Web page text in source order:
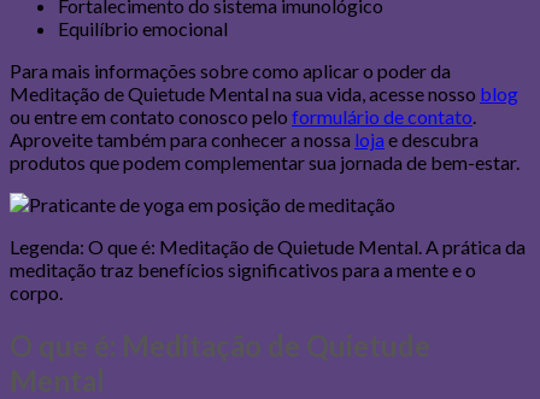
Fortalecimento do sistema imunológico
Equilíbrio emocional
Para mais informações sobre como aplicar o poder da
Meditação de Quietude Mental na sua vida, acesse nosso blog
ou entre em contato conosco pelo formulário de contato
Aproveite também para conhecer a nossa loja e descubra
produtos que podem complementar sua jornada de bem-estar.
Legenda: O que é: Meditação de Quietude Mental. A prática da
meditação traz benefícios significativos para a mente e o
corpo.
O que é: Meditação de Quietude
Mental